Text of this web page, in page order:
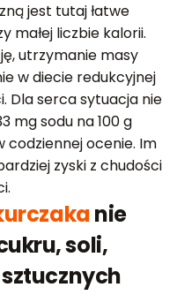
jest tutaj łatwe
małej liczbie kalorii.
utrzymanie masy
w diecie redukcyjnej
Dla serca sytuacja nie
mg sodu na 100 g
ocenie. Im
zyski z chudości
nie
soli,